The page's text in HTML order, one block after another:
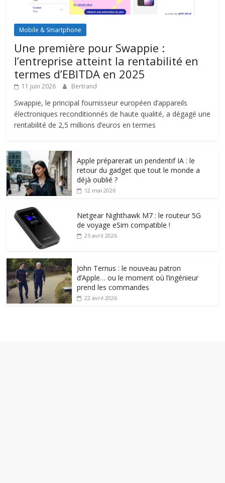
Mobile & Smartphone
Une première pour Swappie :
l’entreprise atteint la rentabilité en
termes d’EBITDA en 2025
11 juin 2026 Bertrand
Swappie, le principal fournisseur européen d’appareils
électroniques reconditionnés de haute qualité, a dégagé une
rentabilité de 2,5 millions d’euros en termes
Apple préparerait un pendentif IA : le
retour du gadget que tout le monde a
déjà oublié ?
12 mai 2026
Netgear Nighthawk M7 : le routeur 5G
de voyage eSim compatible !
25 avril 2026
John Ternus : le nouveau patron
d’Apple… ou le moment où l’ingénieur
prend les commandes
22 avril 2026